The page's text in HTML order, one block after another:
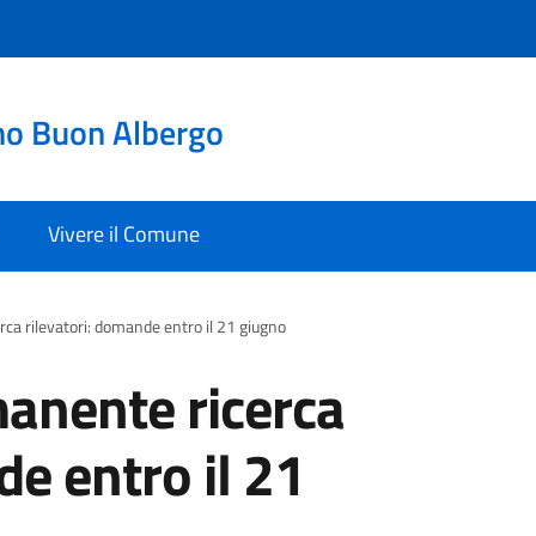
Buon Albergo
Vivere il Comune
rilevatori: domande entro il 21 giugno
ricerca
entro il 21